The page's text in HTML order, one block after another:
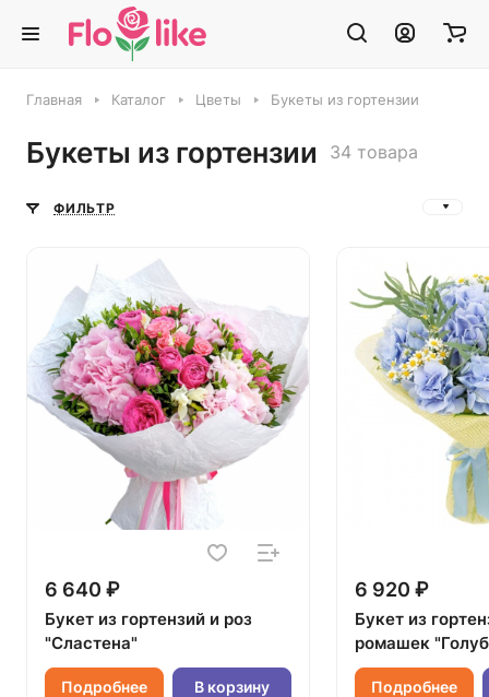
Главная Каталог Цветы Букеты из гортензии
Букеты из гортензии 34 товара
ФИЛЬТР
6 640 ₽
Букет из гортензий и роз
"Сластена"
Подробнее В корзину
6 920 ₽
Букет из
ромашек
Подробнее